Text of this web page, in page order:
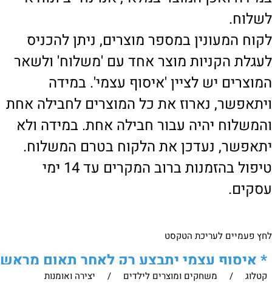
לשלוח.
לקוח המעונין במספר מוצרים, ניתן להכניס
לעגלת הקניות מוצר אחד עם 'משלוח' ולשאר
המוצרים יש לציין 'איסוף עצמי'. במידה
ויתאפשר, נארוז את כל המוצרים לחבילה אחת
והמשלוח יהיה עבור חבילה אחת. במידה ולא
יתאפשר, נעדכן את הלקוח בטרם המשלוח.
טיפול בהזמנות ברוב המקרים עד 14 ימי
עסקים.
לחץ פעמיים לעריכת הטקסט
* איסוף עצמי יתבצע רק לאחר תאום מראש
של הלקוח מול נציגנו!
קטלוג / משחקים ומוצרים לילדים / יצירה ואומנות